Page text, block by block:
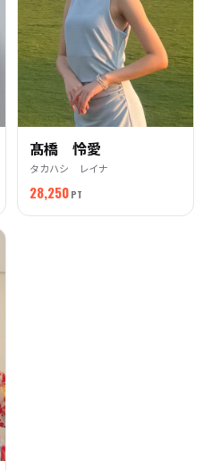
髙橋 怜愛
タカハシ レイナ
28,250 PT